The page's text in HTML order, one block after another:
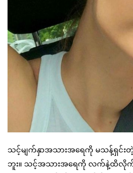
သင့်မျက်နှာအသားအရေကို မသန့်ရှင်
ဘူး။ သင့်အသားအရေကို လက်နဲ့ထိလိုက်